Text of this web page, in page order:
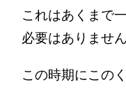
これはあくまで
必要はありません
この時期にこの